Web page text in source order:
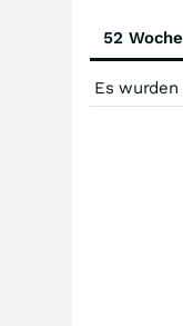
52
Es wurden